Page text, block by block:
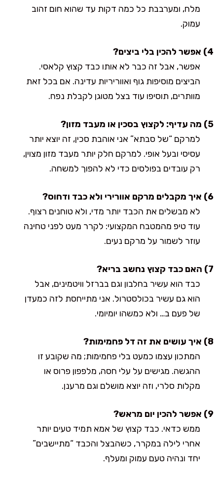
מלח, ומערבבת כל כמה דקות עד שהוא חום זהוב
עמוק.
4) אפשר להכין בלי ביצים?
אפשר, אבל זה כבר לא אותו כבד קצוץ קלאסי.
הביצים מוסיפות גוף ואווריריות עדינה. אם בכל זאת
מוותרים, תוסיפו עוד בצל מטוגן לקבלת נפח.
5) מה עדיף: לקצוץ בסכין או מעבד מזון?
למרקם “של סבתא” אני אוהבת סכין, זה יוצא יותר
עסיסי ובעל אופי. למרקם חלק יותר מעבד מזון מצוין,
רק עובדים בפולסים כדי לא להפוך למשחה.
6) איך מקבלים מרקם אוורירי ולא כבד ודחוס?
לא מבשלים את הכבד יותר מדי, ולא טוחנים רצוף.
עוד טיפ מהמטבח המקצועי: לקרר מעט לפני טחינה
עוזר לשמור על מרקם נעים.
7) האם כבד קצוץ נחשב בריא?
כבד הוא עשיר בחלבון וגם בברזל וויטמינים, אבל
הוא גם עשיר בכולסטרול. אני מתייחסת לזה כמעדן
של פעם ב… ולא כמשהו יומיומי.
8) איך עושים את זה דל פחמימות?
המתכון עצמו כמעט בלי פחמימות; מה שקובע זו
ההגשה. מגישים על עלי חסה, מלפפון פרוס או
מקלות סלרי, וזה יוצא מושלם וגם מרענן.
9) אפשר להכין יום מראש?
ממש כדאי. כבד קצוץ של אמא תמיד טעים יותר
אחרי לילה במקרר, כשהבצל והכבד “מתיישבים”
יחד ונהיה טעם עמוק ומעלף.